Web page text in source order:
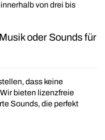
von drei bis
oder Sounds für
dass keine
bieten lizenzfreie
Sounds, die perfekt